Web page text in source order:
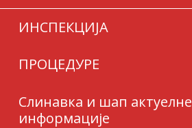
ИНСПЕКЦИЈА
ПРОЦЕДУРЕ
Слинавка и шап актуелне
информације